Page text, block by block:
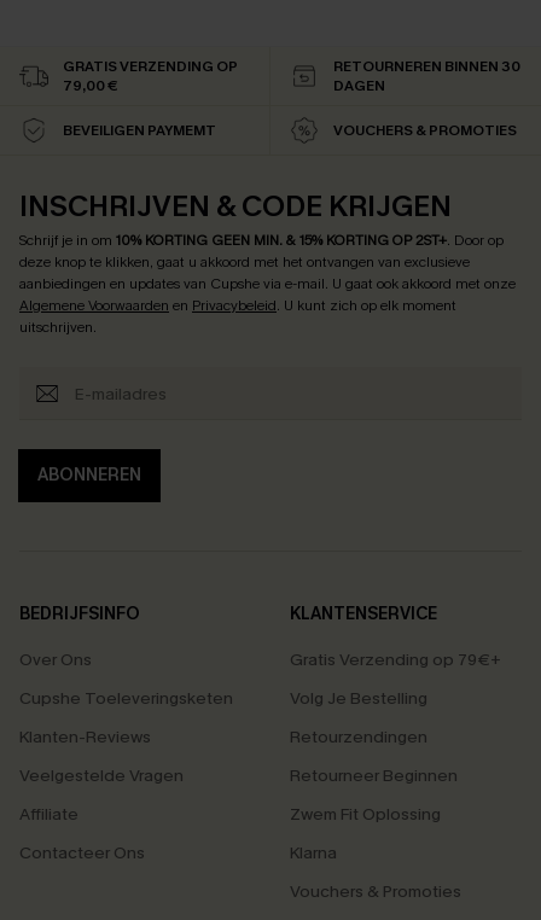
GRATIS VERZENDING OP
79,00 €
RETOURNEREN BINNEN 30
DAGEN
BEVEILIGEN PAYMEMT VOUCHERS & PROMOTIES
INSCHRIJVEN & CODE KRIJGEN
Schrijf je in om 10% KORTING GEEN MIN. & 15% KORTING OP 2ST+. Door op
deze knop te klikken, gaat u akkoord met het ontvangen van exclusieve
aanbiedingen en updates van Cupshe via e-mail. U gaat ook akkoord met onze
Algemene Voorwaarden en Privacybeleid. U kunt zich op elk moment
uitschrijven.
ABONNEREN
BEDRIJFSINFO
Over Ons
Cupshe Toeleveringsketen
Klanten-Reviews
Veelgestelde Vragen
Affiliate
Contacteer Ons
KLANTENSERVICE
Gratis Verzending op 79€+
Volg Je Bestelling
Retourzendingen
Retourneer Beginnen
Zwem Fit Oplossing
Klarna
Vouchers & Promoties